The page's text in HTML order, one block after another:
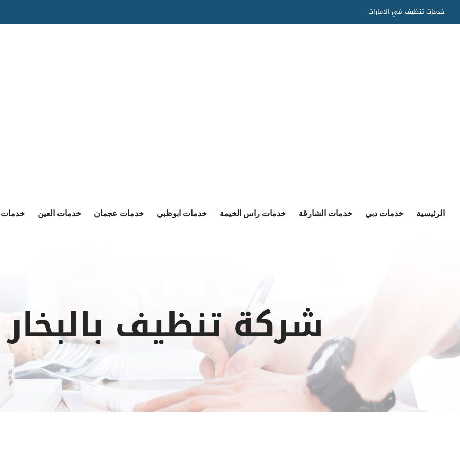
to
خدمات تنظيف في الامارات
الرئيسية خدمات دبي خدمات الشارقة خدمات راس الخيمة خدمات ابوظبي خدمات عجمان خدمات العين خدمات
شركة تنظيف